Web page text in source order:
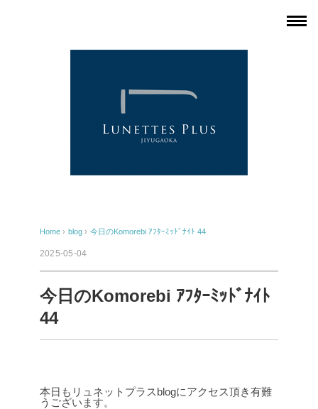
Home › blog › 今日のKomorebi ｱﾌﾀｰﾐｯﾄﾞﾅｲﾄ 44
2025-05-04
今日のKomorebi ｱﾌﾀｰﾐｯﾄﾞﾅｲﾄ
44
本日もリュネットプラスblogにアクセス頂き有難
うございます。